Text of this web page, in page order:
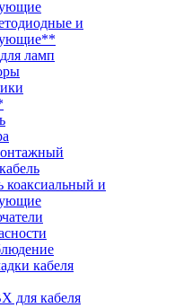
и
ламп
коаксиальный и
кабеля
для кабеля